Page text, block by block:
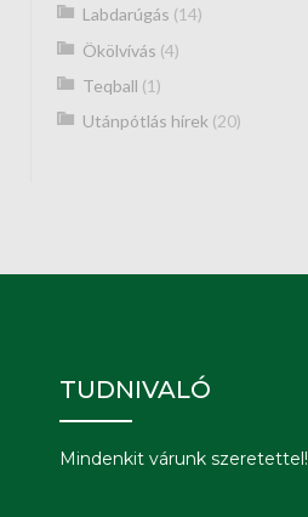
Labdarúgás (14)
Ökölvívás (4)
Teqball (1)
Utánpótlás hírek (20)
TUDNIVALÓ
Mindenkit várunk szeretettel!